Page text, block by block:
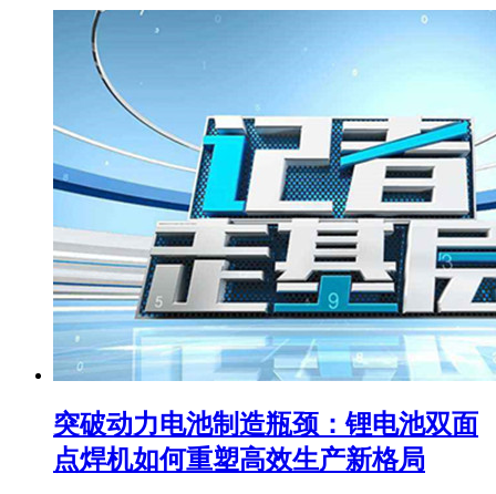
突破动力电池制造瓶颈：锂电池双面
点焊机如何重塑高效生产新格局